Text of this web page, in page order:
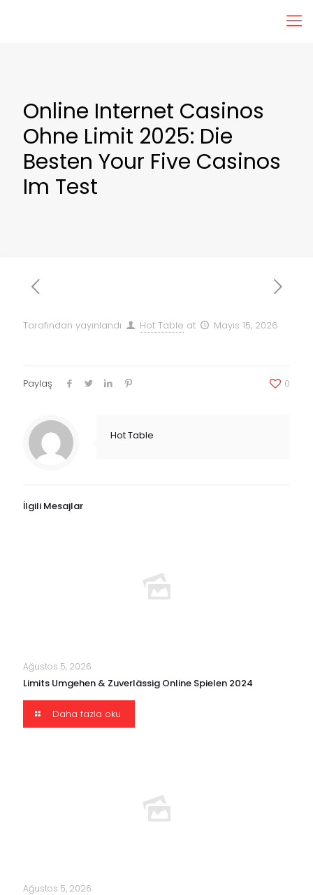
Online Internet Casinos
Ohne Limit 2025: Die
Besten Your Five Casinos
Im Test
Tarafından yayınlandı Hot Table at Mayıs 15, 2026
Paylaş 0
Hot Table
İlgili Mesajlar
Ağustos 5, 2026
Limits Umgehen & Zuverlässig Online Spielen 2024
Daha fazla oku
Ağustos 5, 2026